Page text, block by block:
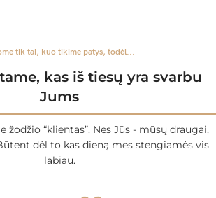
tik tai, kuo tikime patys, todėl...
kas iš tiesų yra svarbu
Jums
žodžio “klientas”. Nes Jūs - mūsų draugai,
dėl to kas dieną mes stengiamės vis
labiau.